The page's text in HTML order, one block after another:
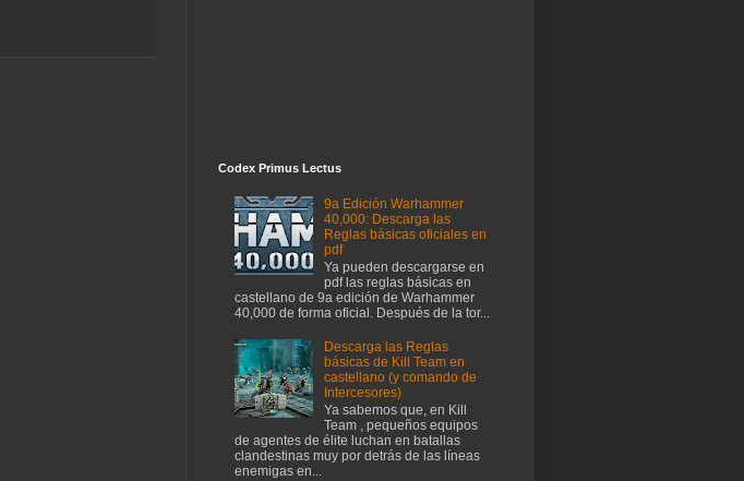
Codex Primus Lectus
9a Edición Warhammer
40,000: Descarga las
Reglas básicas oficiales en
pdf
Ya pueden descargarse en
pdf las reglas básicas en
castellano de 9a edición de Warhammer
40,000 de forma oficial. Después de la tor...
Descarga las Reglas
básicas de Kill Team en
castellano (y comando de
Intercesores)
Ya sabemos que, en Kill
Team , pequeños equipos
de agentes de élite luchan en batallas
clandestinas muy por detrás de las líneas
enemigas en...